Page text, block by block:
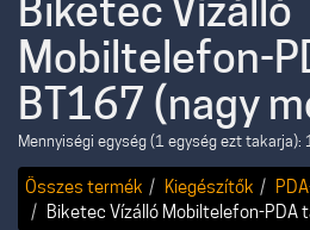
Mobiltelefon-
BT167 (nagy
Mennyiségi egység (1 egység ezt takarja):
Összes termék Kiegészítők
Biketec Vízálló Mobiltelefon-PDA